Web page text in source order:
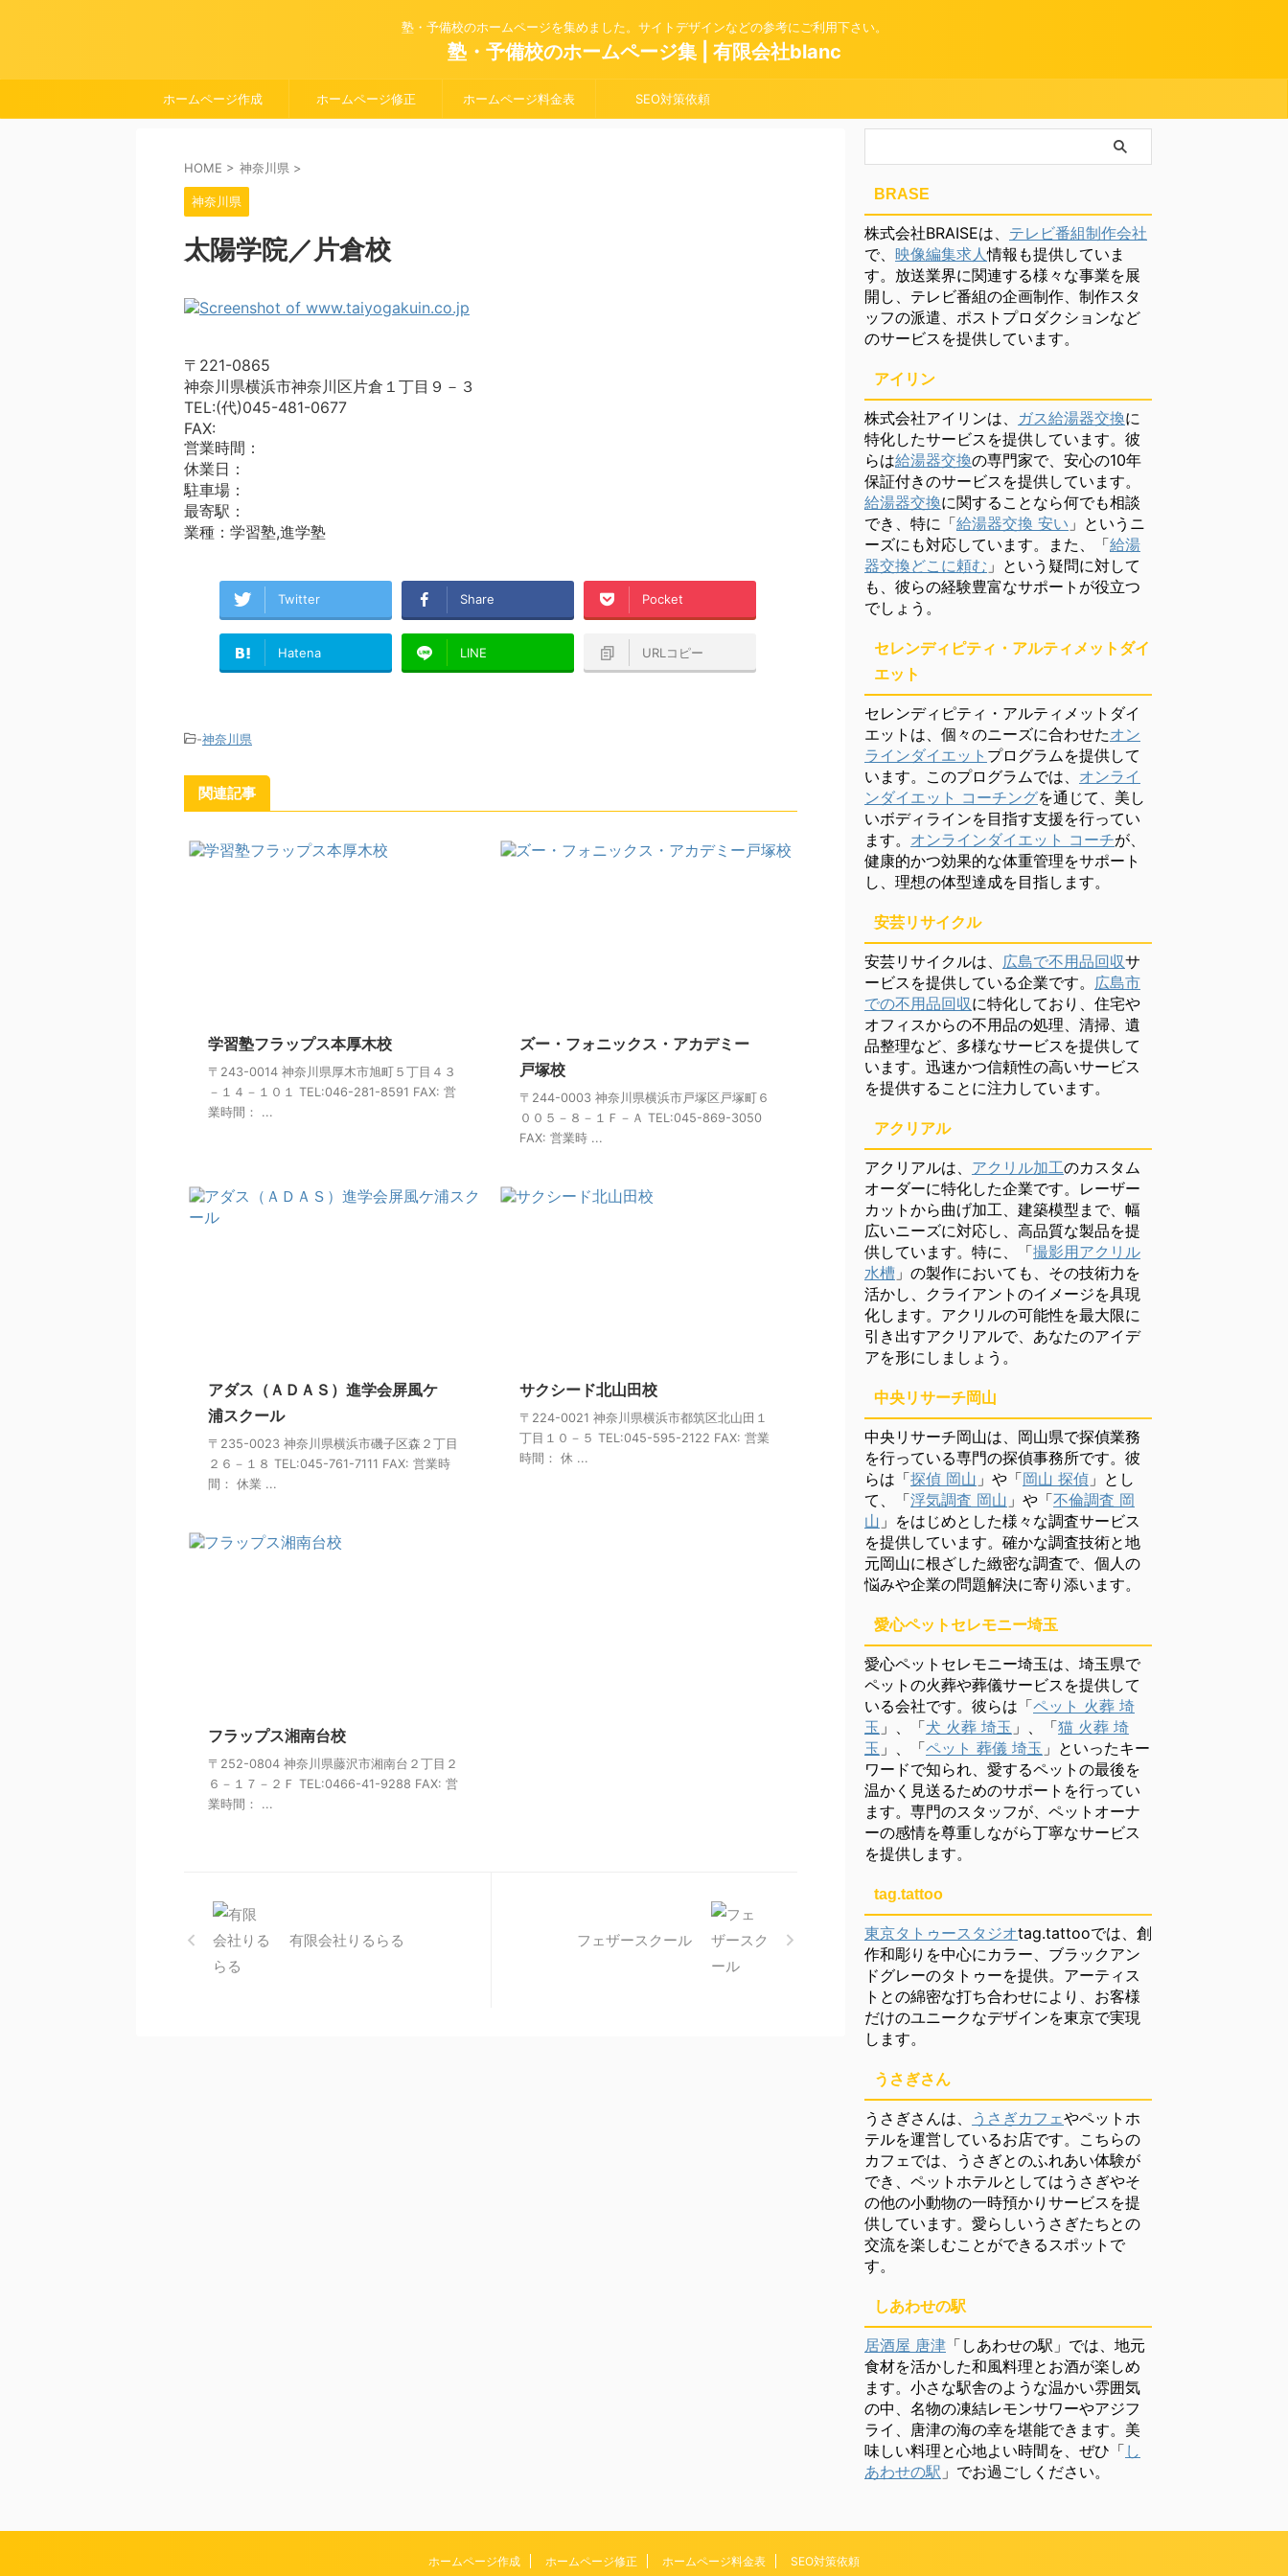
塾・予備校のホームページを集めました。サイトデザインなどの参考にご利用下さい。
塾・予備校のホームページ集 | 有限会社blanc
ホームページ作成 ホームページ修正 ホームページ料金表 SEO対策依頼
HOME > 神奈川県 >
神奈川県
太陽学院／片倉校
〒221-0865
神奈川県横浜市神奈川区片倉１丁目９－３
TEL:(代)045-481-0677
FAX:
営業時間：
休業日：
駐車場：
最寄駅：
業種：学習塾,進学塾
Twitter Share Pocket
Hatena LINE URLコピー
-神奈川県
関連記事
学習塾フラップス本厚木校
〒243-0014 神奈川県厚木市旭町５丁目４３
－１４－１０１ TEL:046-281-8591 FAX: 営
業時間： ...
ズー・フォニックス・アカデミー
戸塚校
〒244-0003 神奈川県横浜市戸塚区戸塚町６
００５－８－１Ｆ－Ａ TEL:045-869-3050
FAX: 営業時 ...
アダス（ＡＤＡＳ）進学会屏風ケ
浦スクール
〒235-0023 神奈川県横浜市磯子区森２丁目
２６－１８ TEL:045-761-7111 FAX: 営業時
間： 休業 ...
サクシード北山田校
〒224-0021 神奈川県横浜市都筑区北山田１
丁目１０－５ TEL:045-595-2122 FAX: 営業
時間： 休 ...
フラップス湘南台校
〒252-0804 神奈川県藤沢市湘南台２丁目２
６－１７－２Ｆ TEL:0466-41-9288 FAX: 営
業時間： ...
有限会社りるらる フェザースクール
BRASE
株式会社BRAISEは、 テレビ番組制作会社
で、 映像編集求人情報も提供していま
す。放送業界に関連する様々な事業を展
開し、テレビ番組の企画制作、制作スタ
ッフの派遣、ポストプロダクションなど
のサービスを提供しています。
アイリン
株式会社アイリンは、 ガス給湯器交換に
特化したサービスを提供しています。彼
らは給湯器交換の専門家で、安心の10年
保証付きのサービスを提供しています。
給湯器交換に関することなら何でも相談
でき、特に「給湯器交換 安い 」というニ
ーズにも対応しています。また、「給湯
器交換どこに頼む 」という疑問に対して
も、彼らの経験豊富なサポートが役立つ
でしょう。
セレンディピティ・アルティメットダイ
エット
セレンディピティ・アルティメットダイ
エットは、個々のニーズに合わせたオン
ラインダイエット プログラムを提供して
います。このプログラムでは、 オンライ
ンダイエット コーチングを通じて、美し
いボディラインを目指す支援を行ってい
ます。 オンラインダイエット コーチが、
健康的かつ効果的な体重管理をサポート
し、理想の体型達成を目指します。
安芸リサイクル
安芸リサイクルは、 広島で不用品回収サ
ービスを提供している企業です。 広島市
での不用品回収に特化しており、住宅や
オフィスからの不用品の処理、清掃、遺
品整理など、多様なサービスを提供して
います。迅速かつ信頼性の高いサービス
を提供することに注力しています。
アクリアル
アクリアルは、 アクリル加工のカスタム
オーダーに特化した企業です。レーザー
カットから曲げ加工、建築模型まで、幅
広いニーズに対応し、高品質な製品を提
供しています。特に、「撮影用アクリル
水槽 」の製作においても、その技術力を
活かし、クライアントのイメージを具現
化します。アクリルの可能性を最大限に
引き出すアクリアルで、あなたのアイデ
アを形にしましょう。
中央リサーチ岡山
中央リサーチ岡山は、岡山県で探偵業務
を行っている専門の探偵事務所です。彼
らは「探偵 岡山 」や「岡山 探偵 」とし
て、「浮気調査 岡山 」や「不倫調査 岡
山 」をはじめとした様々な調査サービス
を提供しています。確かな調査技術と地
元岡山に根ざした緻密な調査で、個人の
悩みや企業の問題解決に寄り添います。
愛心ペットセレモニー埼玉
愛心ペットセレモニー埼玉は、埼玉県で
ペットの火葬や葬儀サービスを提供して
いる会社です。彼らは「ペット 火葬 埼
玉 」、「犬 火葬 埼玉 」、「猫 火葬 埼
玉 」、「ペット 葬儀 埼玉 」といったキー
ワードで知られ、愛するペットの最後を
温かく見送るためのサポートを行ってい
ます。専門のスタッフが、ペットオーナ
ーの感情を尊重しながら丁寧なサービス
を提供します。
tag.tattoo
東京タトゥースタジオtag.tattooでは、創
作和彫りを中心にカラー、ブラックアン
ドグレーのタトゥーを提供。アーティス
トとの綿密な打ち合わせにより、お客様
だけのユニークなデザインを東京で実現
します。
うさぎさん
うさぎさんは、 うさぎカフェやペットホ
テルを運営しているお店です。こちらの
カフェでは、うさぎとのふれあい体験が
でき、ペットホテルとしてはうさぎやそ
の他の小動物の一時預かりサービスを提
供しています。愛らしいうさぎたちとの
交流を楽しむことができるスポットで
す。
しあわせの駅
居酒屋 唐津 「しあわせの駅」では、地元
食材を活かした和風料理とお酒が楽しめ
ます。小さな駅舎のような温かい雰囲気
の中、名物の凍結レモンサワーやアジフ
ライ、唐津の海の幸を堪能できます。美
味しい料理と心地よい時間を、ぜひ「 し
あわせの駅 」でお過ごしください。
ホームページ作成 ホームページ修正 ホームページ料金表 SEO対策依頼